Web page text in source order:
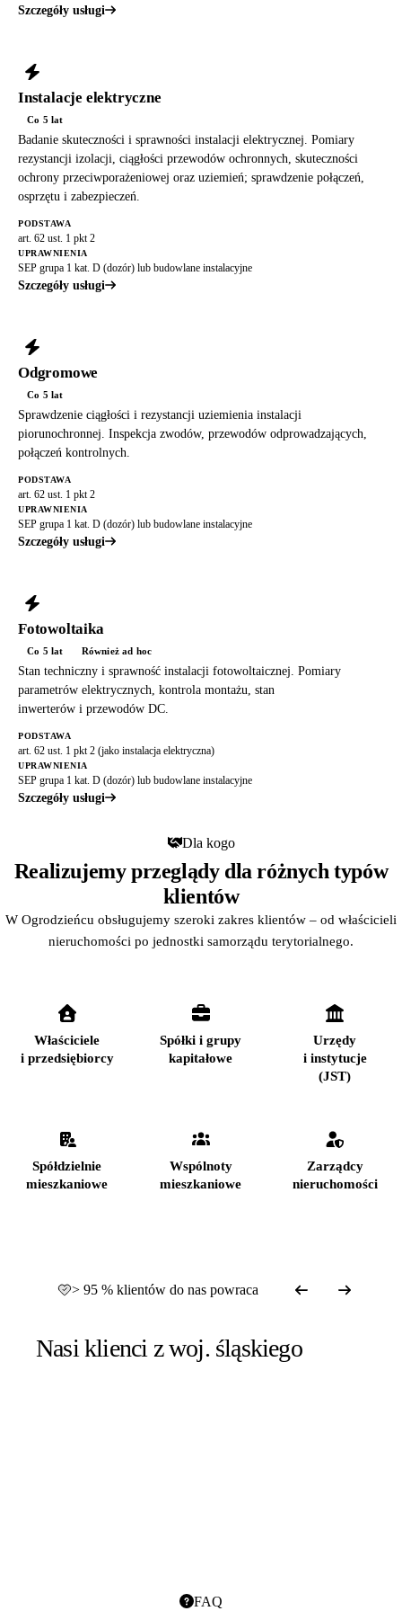
Szczegóły usługi
Instalacje elektryczne
Co 5 lat
Badanie skuteczności i sprawności instalacji elektrycznej. Pomiary
rezystancji izolacji, ciągłości przewodów ochronnych, skuteczności
ochrony przeciwporażeniowej oraz uziemień; sprawdzenie połączeń,
osprzętu i zabezpieczeń.
PODSTAWA
art. 62 ust. 1 pkt 2
UPRAWNIENIA
SEP grupa 1 kat. D (dozór) lub budowlane instalacyjne
Szczegóły usługi
Odgromowe
Co 5 lat
Sprawdzenie ciągłości i rezystancji uziemienia instalacji
piorunochronnej. Inspekcja zwodów, przewodów odprowadzających,
połączeń kontrolnych.
PODSTAWA
art. 62 ust. 1 pkt 2
UPRAWNIENIA
SEP grupa 1 kat. D (dozór) lub budowlane instalacyjne
Szczegóły usługi
Fotowoltaika
Co 5 lat Również ad hoc
Stan techniczny i sprawność instalacji fotowoltaicznej. Pomiary
parametrów elektrycznych, kontrola montażu, stan
inwerterów i przewodów DC.
PODSTAWA
art. 62 ust. 1 pkt 2 (jako instalacja elektryczna)
UPRAWNIENIA
SEP grupa 1 kat. D (dozór) lub budowlane instalacyjne
Szczegóły usługi
Dla kogo
Realizujemy przeglądy dla różnych typów
klientów
W Ogrodzieńcu obsługujemy szeroki zakres klientów – od właścicieli
nieruchomości po jednostki samorządu terytorialnego.
Właściciele
i przedsiębiorcy
Spółki i grupy
kapitałowe
Urzędy
i instytucje
(JST)
Spółdzielnie
mieszkaniowe
Wspólnoty
mieszkaniowe
Zarządcy
nieruchomości
> 95 % klientów do nas powraca
Nasi klienci z woj. śląskiego
FAQ